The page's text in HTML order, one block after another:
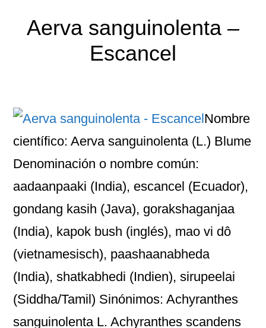
Aerva sanguinolenta –
Escancel
Nombre
científico: Aerva sanguinolenta (L.) Blume
Denominación o nombre común:
aadaanpaaki (India), escancel (Ecuador),
gondang kasih (Java), gorakshaganjaa
(India), kapok bush (inglés), mao vi dô
(vietnamesisch), paashaanabheda
(India), shatkabhedi (Indien), sirupeelai
(Siddha/Tamil) Sinónimos: Achyranthes
sanguinolenta L. Achyranthes scandens